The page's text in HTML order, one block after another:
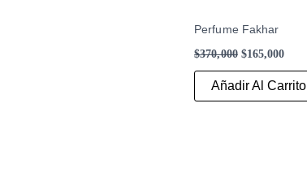
Perfume Fakhar
$370,000 $165,000
Añadir Al Carrito